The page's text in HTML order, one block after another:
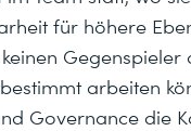
für höhere
arbeiten
Governance die